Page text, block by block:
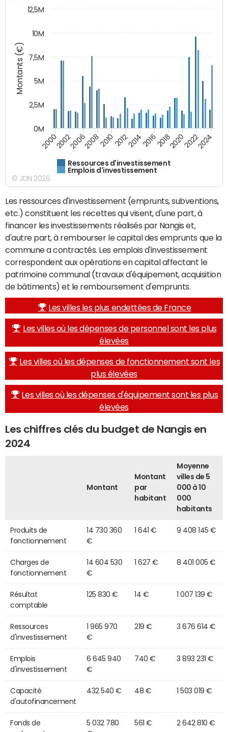
Montants (€)
Ressources d'investissement
Emplois d'investissement
200020022006200820102012201420162018202020222024
0M
2,5M
5M
7,5M
10M
12,5M
© JDN 2026
Les ressources d'investissement (emprunts, subventions,
etc.) constituent les recettes qui visent, d'une part, à
financer les investissements réalisés par Nangis et,
d'autre part, à rembourser le capital des emprunts que la
commune a contractés. Les emplois d'investissement
correspondent aux opérations en capital affectant le
patrimoine communal (travaux d'équipement, acquisition
de bâtiments) et le remboursement d'emprunts.
Les villes les plus endettées de France
Les villes où les dépenses de personnel sont les plus
élevées
Les villes où les dépenses de fonctionnement sont les
plus élevées
Les villes où les dépenses d'équipement sont les plus
élevées
Les chiffres clés du budget de Nangis en
2024
Montant
Montant
par
habitant
Moyenne
villes de 5
000 à 10
000
habitants
Produits de
fonctionnement
14 730 360
€
1 641 € 9 408 145 €
Charges de
fonctionnement
14 604 530
€
1 627 € 8 401 005 €
Résultat
comptable
125 830 € 14 € 1 007 139 €
Ressources
d'investissement
1 965 970
€
219 € 3 676 614 €
Emplois
d'investissement
6 645 940
€
740 € 3 893 231 €
Capacité
d'autofinancement
432 540 € 48 € 1 503 019 €
Fonds de
5 032 780
561 € 2 642 810 €